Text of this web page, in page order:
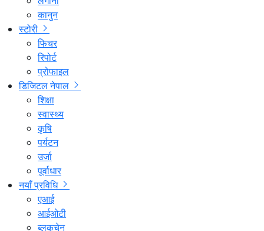
कानुन
स्टोरी
फिचर
रिपोर्ट
प्रोफाइल
डिजिटल नेपाल
शिक्षा
स्वास्थ्य
कृषि
पर्यटन
उर्जा
पूर्वाधार
नयाँ प्रविधि
एआई
आईओटी
ब्लकचेन